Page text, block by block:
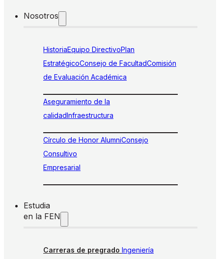
Nosotros
HistoriaEquipo DirectivoPlan
EstratégicoConsejo de FacultadComisión
de Evaluación Académica
Aseguramiento de la
calidadInfraestructura
Círculo de Honor AlumniConsejo
Consultivo
Empresarial
Estudia
en la FEN
Carreras de pregrado Ingeniería